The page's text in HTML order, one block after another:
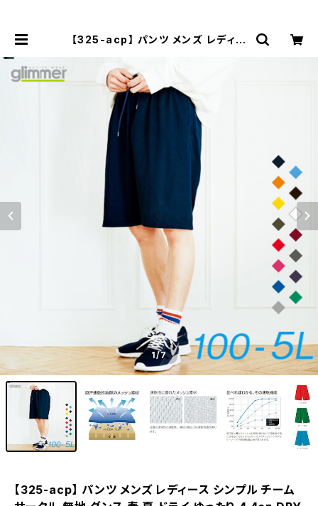
【325-acp】 パンツ メンズ レディー
RY UVカット 紫外線対策 吸汗速乾
ジム ウォーキング ランニング マラソ
ン スポーツ アウトドア 運動 服 薄手
涼しい 紫外線カット 日除け SALE ％
OFF | Tシャツ通販 mi-215.
1/7
【325-acp】 パンツ メンズ レディース シンプル チーム